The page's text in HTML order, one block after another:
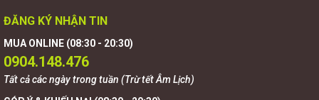
ĐĂNG KÝ NHẬN TIN
MUA ONLINE (08:30 - 20:30)
0904.148.476
Tất cả các ngày trong tuần (Trừ tết Âm Lịch)